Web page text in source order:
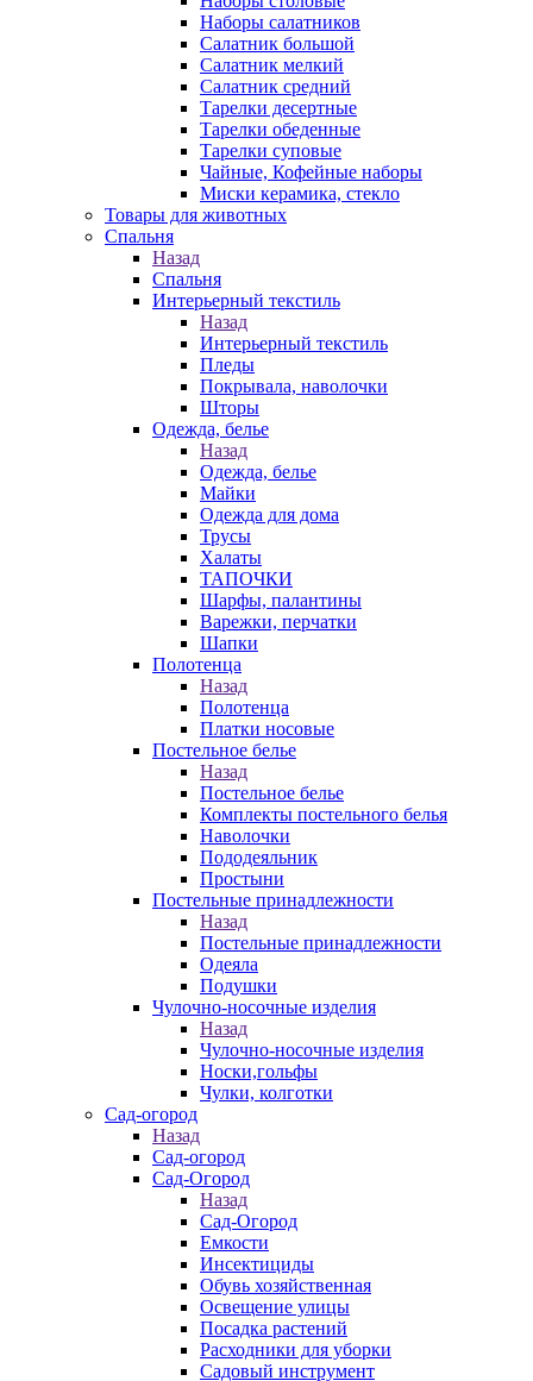
Наборы салатников
Салатник большой
Салатник мелкий
Салатник средний
Тарелки десертные
Тарелки обеденные
Тарелки суповые
Чайные, Кофейные наборы
Миски керамика, стекло
Товары для животных
Спальня
Назад
Спальня
Интерьерный текстиль
Назад
Интерьерный текстиль
Пледы
Покрывала, наволочки
Шторы
Одежда, белье
Назад
Одежда, белье
Майки
Одежда для дома
Трусы
Халаты
ТАПОЧКИ
Шарфы, палантины
Варежки, перчатки
Шапки
Полотенца
Назад
Полотенца
Платки носовые
Постельное белье
Назад
Постельное белье
Комплекты постельного белья
Наволочки
Пододеяльник
Простыни
Постельные принадлежности
Назад
Постельные принадлежности
Одеяла
Подушки
Чулочно-носочные изделия
Назад
Чулочно-носочные изделия
Носки,гольфы
Чулки, колготки
Сад-огород
Назад
Сад-огород
Сад-Огород
Назад
Сад-Огород
Емкости
Инсектициды
Обувь хозяйственная
Освещение улицы
Посадка растений
Расходники для уборки
Садовый инструмент